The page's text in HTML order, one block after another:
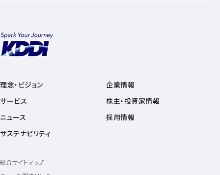
理念・ビジョン
サービス
ニュース
サステナビリティ
企業情報
株主・投資家情報
採用情報
総合サイトマップ